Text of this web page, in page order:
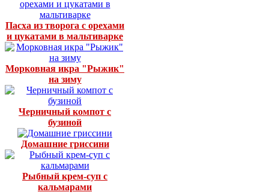
Пасха из творога с орехами
и цукатами в мальтиварке
Морковная икра "Рыжик"
на зиму
Черничный компот с
бузиной
Домашние гриссини
Рыбный крем-суп с
кальмарами